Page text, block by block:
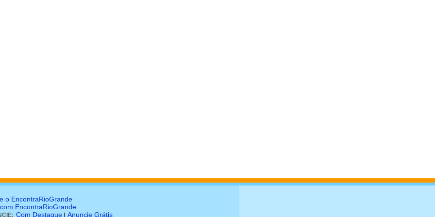
o EncontraRioGrande
EncontraRioGrande
Com Destaque Anuncie Grátis